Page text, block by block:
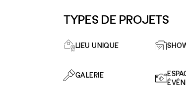
TYPES DE PROJETS
LIEU UNIQUE
GALERIE